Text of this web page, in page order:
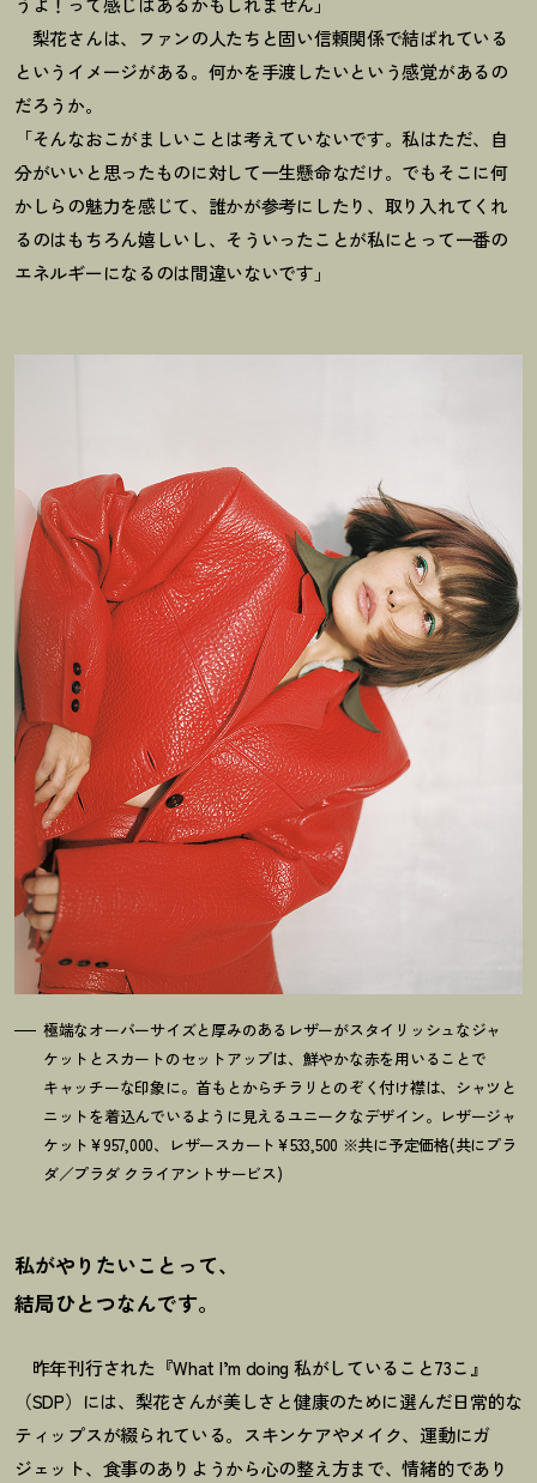
梨花さんは、ファンの人たちと固い信頼関係で結ばれている
というイメージがある。何かを手渡したいという感覚があるの
だろうか。
「そんなおこがましいことは考えていないです。私はただ、自
分がいいと思ったものに対して一生懸命なだけ。でもそこに何
かしらの魅力を感じて、誰かが参考にしたり、取り入れてくれ
るのはもちろん嬉しいし、そういったことが私にとって一番の
エネルギーになるのは間違いないです」
極端なオーバーサイズと厚みのあるレザーがスタイリッシュなジャ
ケットとスカートのセットアップは、鮮やかな赤を用いることで
キャッチーな印象に。首もとからチラリとのぞく付け襟は、シャツと
ニットを着込んでいるように見えるユニークなデザイン。レザージャ
ケット¥957,000、レザースカート¥533,500 ※共に予定価格(共にプラ
ダ／プラダ クライアントサービス)
私がやりたいことって、
結局ひとつなんです。
昨年刊行された『What I’m doing 私がしていること73こ』
（SDP）には、梨花さんが美しさと健康のために選んだ日常的な
ティップスが綴られている。スキンケアやメイク、運動にガ
ジェット、食事のありようから心の整え方まで、情緒的であり